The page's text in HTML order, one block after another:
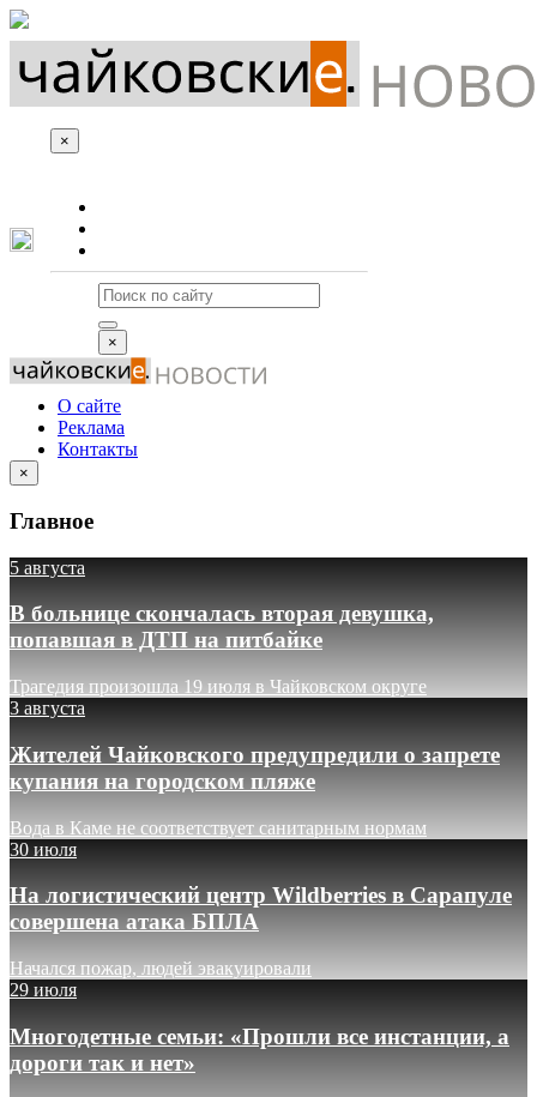
×
×
О сайте
Реклама
Контакты
×
Главное
5 августа
В больнице скончалась вторая девушка,
попавшая в ДТП на питбайке
Трагедия произошла 19 июля в Чайковском округе
3 августа
Жителей Чайковского предупредили о запрете
купания на городском пляже
Вода в Каме не соответствует санитарным нормам
30 июля
На логистический центр Wildberries в Сарапуле
совершена атака БПЛА
Начался пожар, людей эвакуировали
29 июля
Многодетные семьи: «Прошли все инстанции, а
дороги так и нет»